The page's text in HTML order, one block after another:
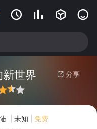
   
 分享
世界
未知
免费